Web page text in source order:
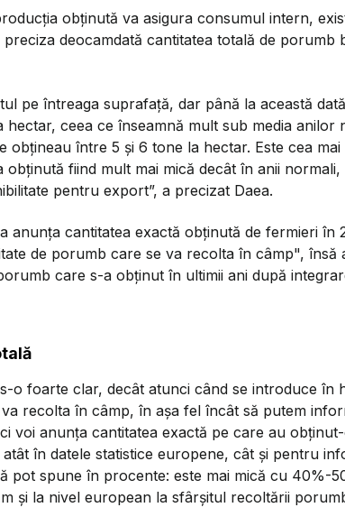
obţinută va asigura consumul intern,
deocamdată cantitatea totală de porumb
pe întreaga suprafaţă, dar până la această
hectar, ceea ce înseamnă mult sub media anilor
obţineau între 5 şi 6 tone la hectar. Este cea mai
fiind mult mai mică decât în anii normali,
pentru export”, a precizat Daea.
anunţa cantitatea exactă obţinută de fermieri în
de porumb care se va recolta în câmp", însă
care s-a obţinut în ultimii ani după
o foarte clar, decât atunci când se introduce în
recolta în câmp, în aşa fel încât să putem
voi anunţa cantitatea exactă pe care au
în datele statistice europene, cât şi pentru
pot spune în procente: este mai mică cu 40%-
şi la nivel european la sfârşitul recoltării